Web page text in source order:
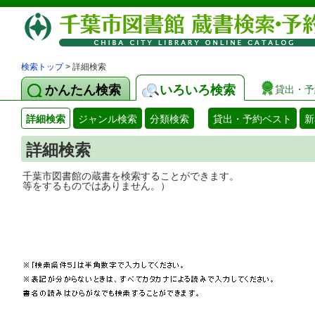
検索トップ> 詳細検索
かんたん検索 いろいろ検索 貸出・
詳細検索 ジャンル検索 分類検索 貸出・予約ベスト
詳細検索
千葉市図書館の蔵書を検索することがで
等をするものではありません。）